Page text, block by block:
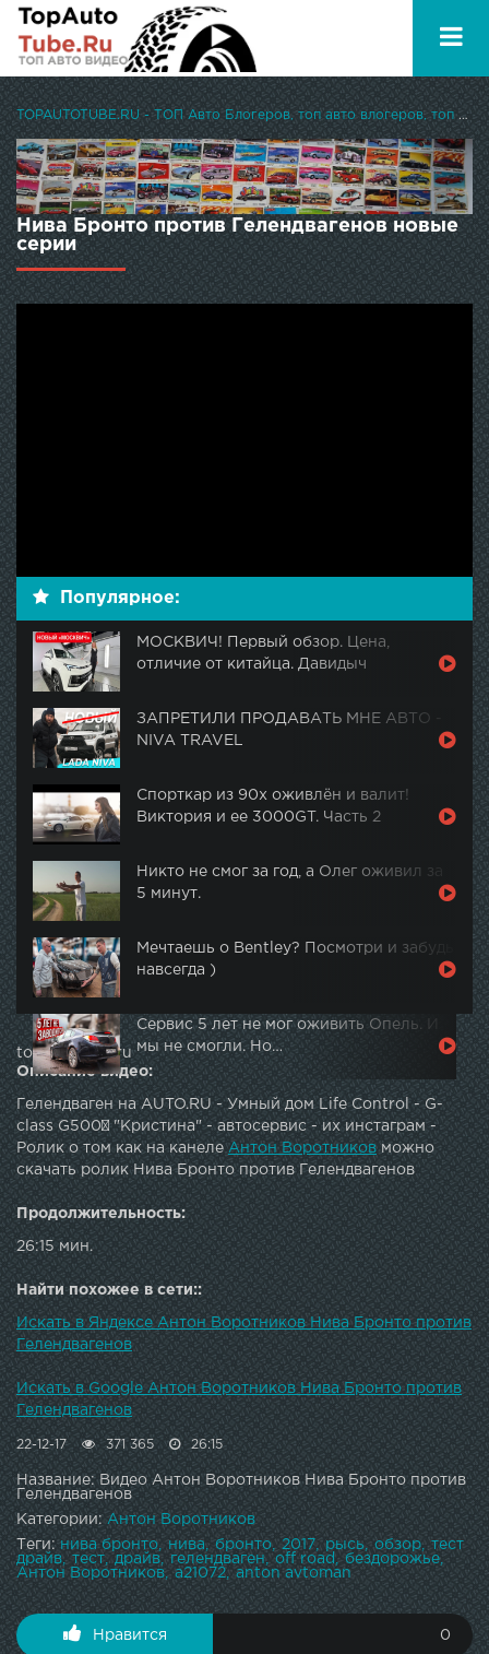
TOPAUTOTUBE.RU - ТОП Авто Блогеров, топ авто влогеров, топ авто ютуберов
Нива Бронто против Гелендвагенов новые
серии
Популярное:
МОСКВИЧ! Первый обзор. Цена,
отличие от китайца. Давидыч
ЗАПРЕТИЛИ ПРОДАВАТЬ МНЕ АВТО -
NIVA TRAVEL
Спорткар из 90х оживлён и валит!
Виктория и ее 3000GT. Часть 2
Никто не смог за год, а Олег оживил за
5 минут.
Мечтаешь о Bentley? Посмотри и забудь
навсегда )
Сервис 5 лет не мог оживить Опель. И
мы не смогли. Но…
topautotube.ru
Описание видео:
Гелендваген на AUTO.RU - Умный дом Life Control - G-
class G500² "Кристина" - автосервис - их инстаграм -
Ролик о том как на канелеАнтон Воротниковможно
скачать ролик Нива Бронто против Гелендвагенов
Продолжительность:
26:15 мин.
Найти похожее в сети::
Искать в Яндексе Антон Воротников Нива Бронто против
Гелендвагенов
Искать в Google Антон Воротников Нива Бронто против
Гелендвагенов
22-12-17 371 365 26:15
Название: Видео Антон Воротников Нива Бронто против
Гелендвагенов
Категории: Антон Воротников
Теги:нива бронто нива бронто 2017 рысь обзор
тест
драйв
тест драйв гелендваген off road
бездорожье
Антон Воротников
a21072 anton avtoman
Нравится 0